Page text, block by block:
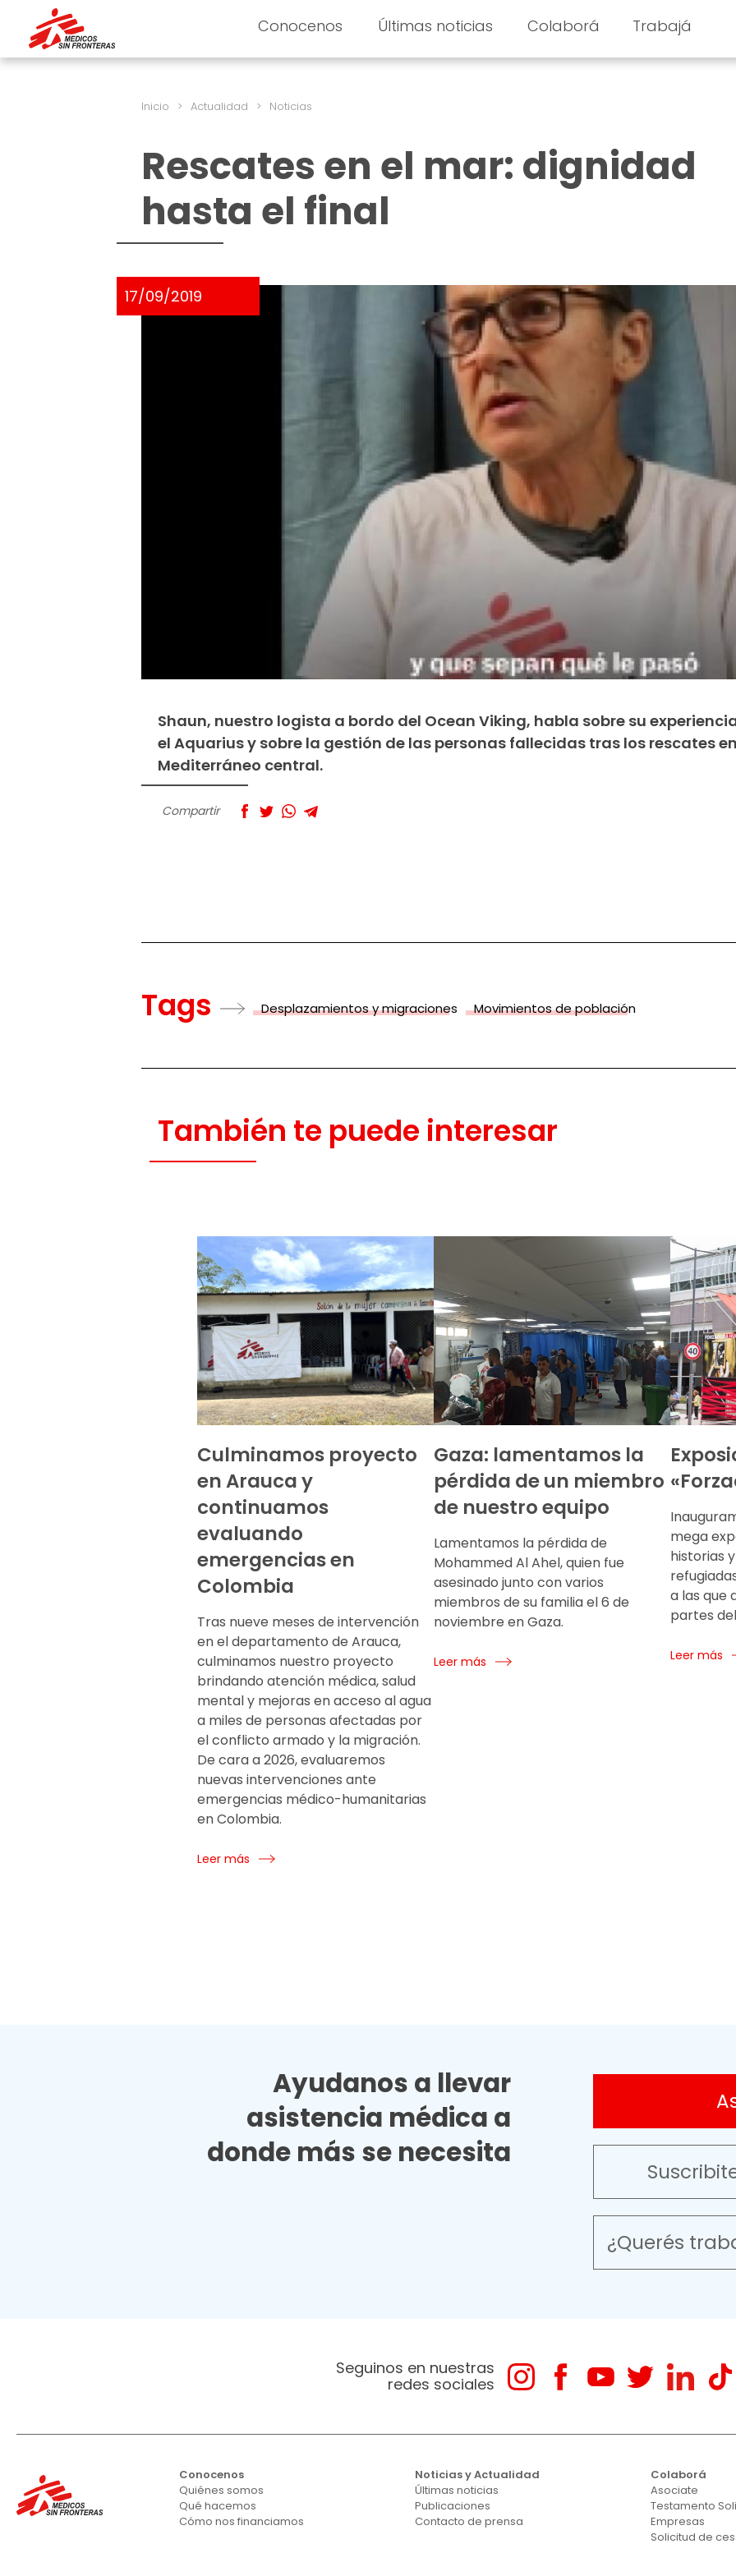
Conocenos Últimas noticias Colaborá Trabajá
Inicio > Actualidad > Noticias
Rescates en el mar: dignidad
hasta el final
17/09/2019
Shaun, nuestro logista a bordo del Ocean Viking, habla sobre su
el Aquarius y sobre la gestión de las personas fallecidas tras los rescates
Mediterráneo central.
Compartir
Tags Desplazamientos y migraciones Movimientos de población
También te puede interesar
Culminamos proyecto
en Arauca y
continuamos
evaluando
emergencias en
Colombia
Tras nueve meses de intervención
en el departamento de Arauca,
culminamos nuestro proyecto
brindando atención médica, salud
mental y mejoras en acceso al agua
a miles de personas afectadas por
el conflicto armado y la migración.
De cara a 2026, evaluaremos
nuevas intervenciones ante
emergencias médico-humanitarias
en Colombia.
Leer más
Gaza: lamentamos la
pérdida de un miembro
de nuestro equipo
Lamentamos la pérdida de
Mohammed Al Ahel, quien fue
asesinado junto con varios
miembros de su familia el 6 de
noviembre en Gaza.
Leer más
mega
historias
a las que
partes
Leer más
Ayudanos a llevar
asistencia médica a
donde más se necesita
¿Querés
Seguinos en nuestras
redes sociales
Conocenos
Quiénes somos
Qué hacemos
Cómo nos financiamos
Noticias y Actualidad
Últimas noticias
Publicaciones
Contacto de prensa
Colaborá
Asociate
Testamento
Empresas
Solicitud de